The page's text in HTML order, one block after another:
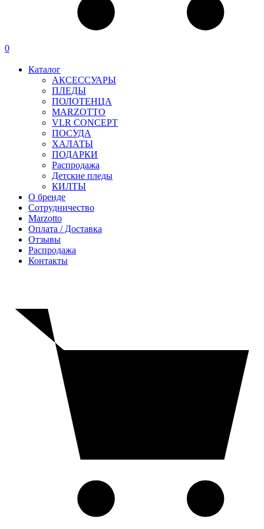
0
Каталог
АКСЕССУАРЫ
ПЛЕДЫ
ПОЛОТЕНЦА
MARZOTTO
VLR CONCEPT
ПОСУДА
ХАЛАТЫ
ПОДАРКИ
Распродажа
Детские пледы
КИЛТЫ
О бренде
Сотрудничество
Marzotto
Оплата / Доставка
Отзывы
Распродажа
Контакты